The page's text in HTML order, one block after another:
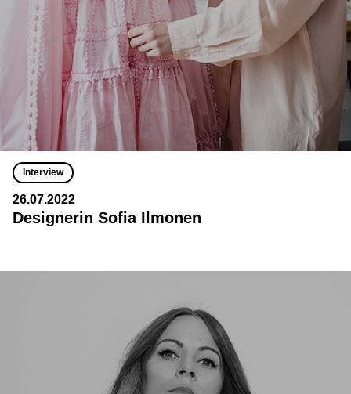
Interview
26.07.2022
Designerin Sofia Ilmonen